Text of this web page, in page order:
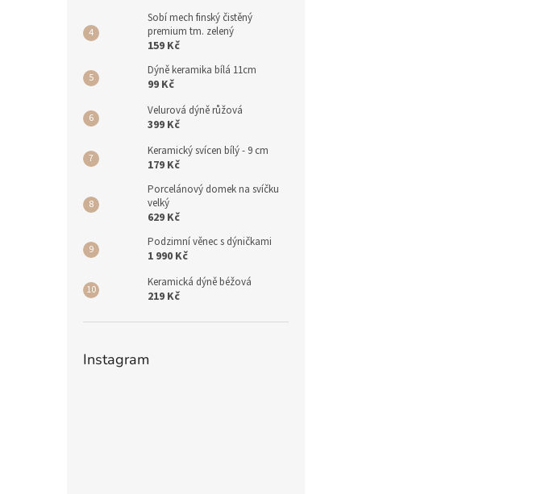
Sobí mech finský čistěný
premium tm. zelený
159 Kč
Dýně keramika bílá 11cm
99 Kč
Velurová dýně růžová
399 Kč
Keramický svícen bílý - 9 cm
179 Kč
Porcelánový domek na svíčku
velký
629 Kč
Podzimní věnec s dýničkami
1 990 Kč
Keramická dýně béžová
219 Kč
Instagram